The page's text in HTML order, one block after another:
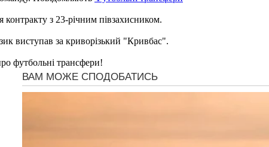
з 23-річним півзахисником.
виступав за криворізький "Кривбас".
футбольні трансфери!